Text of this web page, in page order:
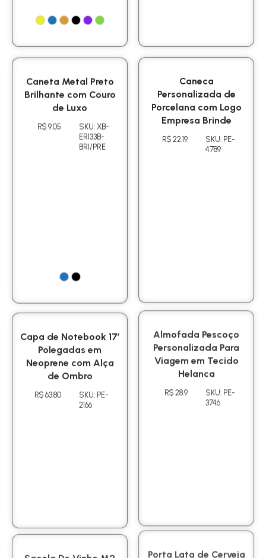
Caneta Metal Preto
Brilhante com Couro
de Luxo
R$ 9.05
SKU: XB-
ER133B-
BRI/PRE
Caneca
Personalizada de
Porcelana com Logo
Empresa Brinde
R$ 22.19
SKU: PE-
4789
Capa de Notebook 17′
Polegadas em
Neoprene com Alça
de Ombro
R$ 63.80
SKU: PE-
2166
Almofada Pescoço
Personalizada Para
Viagem em Tecido
Helanca
R$ 28.9
SKU: PE-
3746